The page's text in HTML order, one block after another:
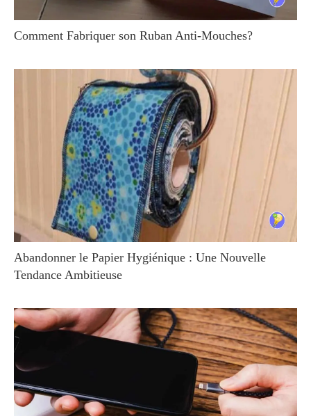
Comment Fabriquer son Ruban Anti-Mouches?
Abandonner le Papier Hygiénique : Une Nouvelle
Tendance Ambitieuse